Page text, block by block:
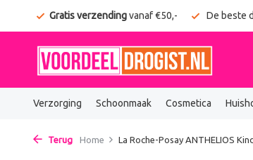
Gratis verzendingvanaf €50,- De beste
Verzorging Schoonmaak Cosmetica
Terug Home La Roche-Posay ANTHELIOS